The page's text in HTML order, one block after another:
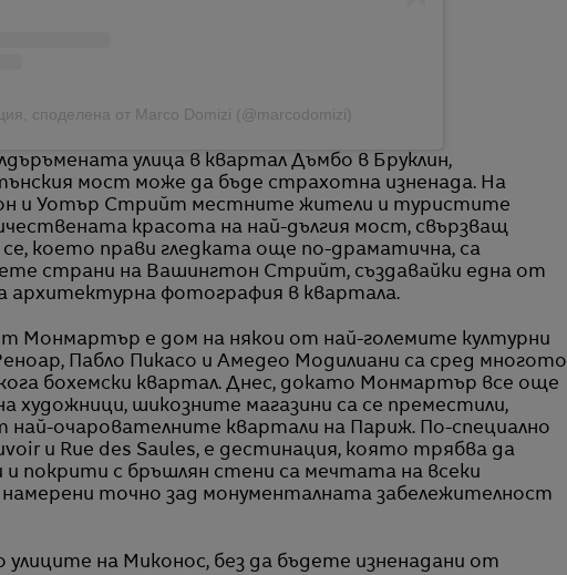
споделена от Marco Domizi (@marcodomizi)
улица в квартал Дъмбо в Бруклин,
мост може да бъде страхотна изненада. На
и Уотър Стрийт местните жители и туристите
красота на най-дългия мост, свързващ
което прави гледката още по-драматична, са
страни на Вашингтон Стрийт, създавайки една от
архитектурна фотография в квартала.
Монмартър е дом на някои от най-големите културни
Пабло Пикасо и Амедео Модилиани са сред многото
бохемски квартал. Днес, докато Монмартър все още
художници, шикозните магазини са се преместили,
очарователните квартали на Париж. По-специално
и Rue des Saules, е дестинация, която трябва да
покрити с бръшлян стени са мечтата на всеки
точно зад монументалната забележителност
улиците на Миконос, без да бъдете изненадани от